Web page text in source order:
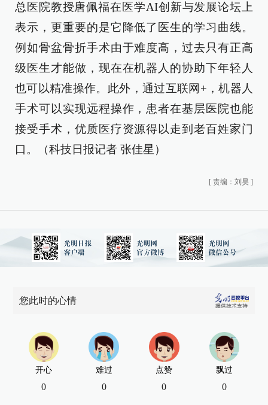
总医院教授唐佩福在医学AI创新与发展论坛上
表示，更重要的是它降低了医生的学习曲线。
例如骨盆骨折手术由于难度高，过去只有正高
级医生才能做，现在在机器人的协助下年轻人
也可以精准操作。此外，通过互联网+，机器人
手术可以实现远程操作，患者在基层医院也能
接受手术，优质医疗资源得以走到老百姓家门
口。（科技日报记者 张佳星）
[ 责编：刘昊 ]
您此时的心情
开心
0
难过
0
点赞
0
飘过
0